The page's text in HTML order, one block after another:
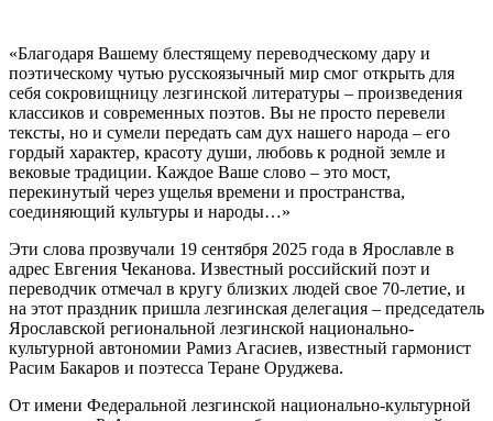
«Благодаря Вашему блестящему переводческому дару и
поэтическому чутью русскоязычный мир смог открыть для
себя сокровищницу лезгинской литературы – произведения
классиков и современных поэтов. Вы не просто перевели
тексты, но и сумели передать сам дух нашего народа – его
гордый характер, красоту души, любовь к родной земле и
вековые традиции. Каждое Ваше слово – это мост,
перекинутый через ущелья времени и пространства,
соединяющий культуры и народы…»
Эти слова прозвучали 19 сентября 2025 года в Ярославле в
адрес Евгения Чеканова. Известный российский поэт и
переводчик отмечал в кругу близких людей свое 70-летие, и
на этот праздник пришла лезгинская делегация – председатель
Ярославской региональной лезгинской национально-
культурной автономии Рамиз Агасиев, известный гармонист
Расим Бакаров и поэтесса Теране Оруджева.
От имени Федеральной лезгинской национально-культурной